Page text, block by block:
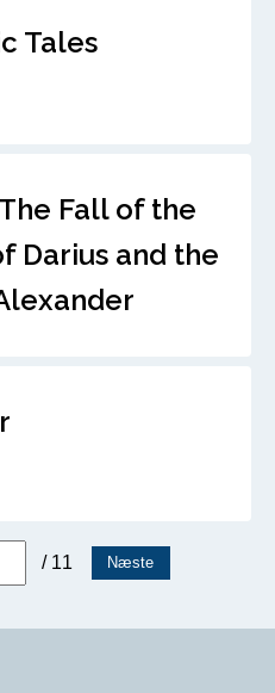
Tales
Fall of the
Darius and the
/ 11 Næste